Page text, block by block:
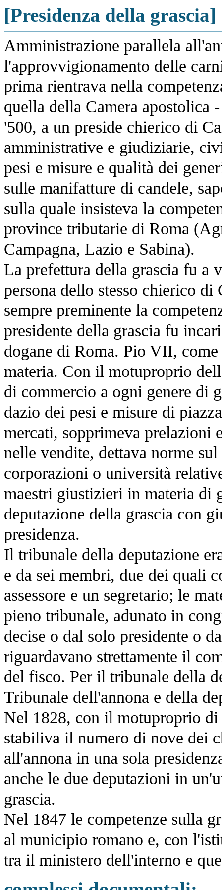
[Presidenza della
Amministrazione parallela
l'approvvigionamento delle
prima rientrava nella
quella della Camera apostolica
'500, a un preside chierico di
amministrative e giudiziarie,
pesi e misure e qualità dei
sulle manifatture di candele,
sulla quale insisteva la
province tributarie di Roma
Campagna, Lazio e Sabina).
La prefettura della grascia fu a
persona dello stesso chierico di
sempre preminente la
presidente della grascia fu
dogane di Roma. Pio VII,
materia. Con il motuproprio
di commercio a ogni genere di
dazio dei pesi e misure di
mercati, sopprimeva
nelle vendite, dettava norme
corporazioni o università
maestri giustizieri in materia di
deputazione della grascia con
presidenza.
Il tribunale della deputazione
e da sei membri, due dei quali
assessore e un segretario; le
pieno tribunale, adunato in
decise o dal solo presidente o
riguardavano strettamente il
del fisco. Per il tribunale della
Tribunale dell'annona e della
Nel 1828, con il motuproprio
stabiliva il numero di nove dei
all'annona in una sola
anche le due deputazioni in
grascia.
Nel 1847 le competenze sulla
al municipio romano e, con
tra il ministero dell'interno e